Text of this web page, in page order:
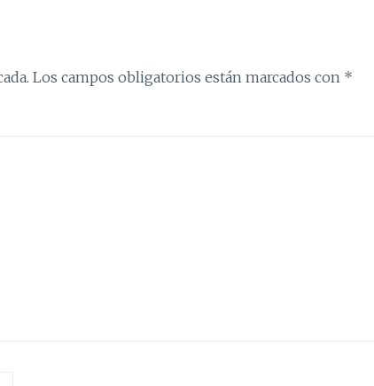
Los campos obligatorios están marcados con *